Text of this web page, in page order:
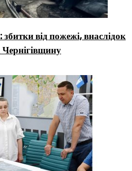
від пожежі, внаслідок
Чернігівщину